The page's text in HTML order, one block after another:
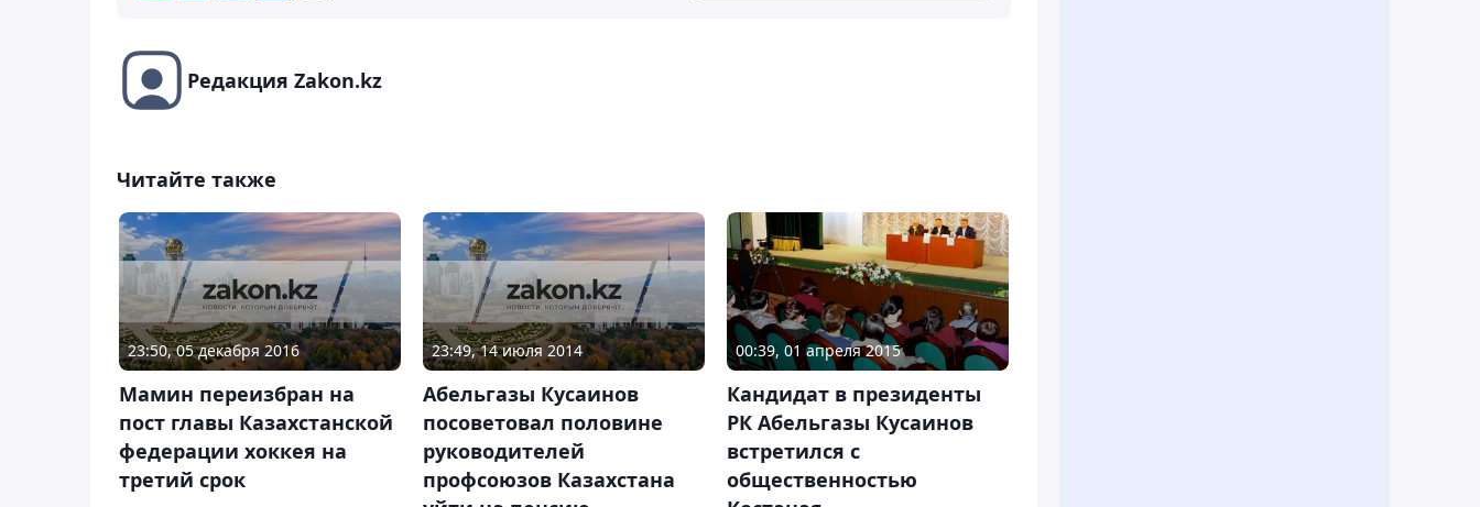
Редакция Zakon.kz
Читайте также
23:50, 05 декабря 2016
Мамин переизбран на
пост главы Казахстанской
федерации хоккея на
третий срок
23:49, 14 июля 2014
Абельгазы Кусаинов
посоветовал половине
руководителей
профсоюзов Казахстана
00:39, 01 апреля 2015
Кандидат в президенты
РК Абельгазы Кусаинов
встретился с
общественностью